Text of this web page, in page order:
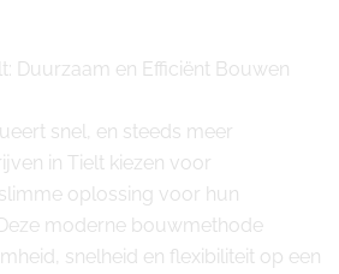
Duurzaam en Efficiënt Bouwen
snel, en steeds meer
in Tielt kiezen voor
oplossing voor hun
moderne bouwmethode
snelheid en flexibiliteit op een